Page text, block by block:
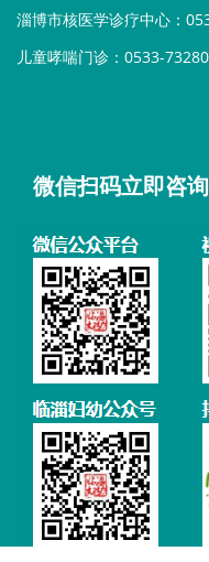
淄博市核医学诊疗中心：
儿童哮喘门诊：0533-
微信扫码立即咨询